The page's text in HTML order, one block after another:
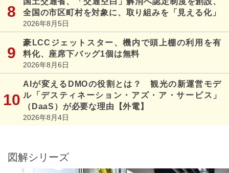
全国の市区町村を対象に、取り組みを「見える化」
2026年8月5日
豪LCCジェットスター、機内で頭上棚の利用を有
料化、座席下バッグ1個は無料
2026年8月6日
AIが変えるDMOの役割とは？ 観光の新運営モデ
ル「デスティネーション・アズ・ア・サービス」
（DaaS）が必要な理由【外電】
2026年8月4日
図解シリーズ